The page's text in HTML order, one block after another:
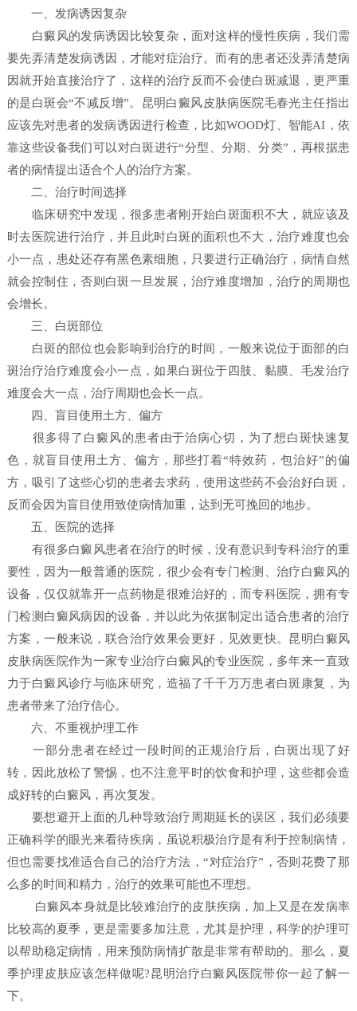
一、发病诱因复杂
白癜风的发病诱因比较复杂，面对这样的慢性疾病，我们需
要先弄清楚发病诱因，才能对症治疗。而有的患者还没弄清楚病
因就开始直接治疗了，这样的治疗反而不会使白斑减退，更严重
的是白斑会“不减反增”。昆明白癜风皮肤病医院毛春光主任指出
应该先对患者的发病诱因进行检查，比如WOOD灯、智能AI，依
靠这些设备我们可以对白斑进行“分型、分期、分类”，再根据患
者的病情提出适合个人的治疗方案。
二、治疗时间选择
临床研究中发现，很多患者刚开始白斑面积不大，就应该及
时去医院进行治疗，并且此时白斑的面积也不大，治疗难度也会
小一点，患处还存有黑色素细胞，只要进行正确治疗，病情自然
就会控制住，否则白斑一旦发展，治疗难度增加，治疗的周期也
会增长。
三、白斑部位
白斑的部位也会影响到治疗的时间，一般来说位于面部的白
斑治疗治疗难度会小一点，如果白斑位于四肢、黏膜、毛发治疗
难度会大一点，治疗周期也会长一点。
四、盲目使用土方、偏方
很多得了白癜风的患者由于治病心切，为了想白斑快速复
色，就盲目使用土方、偏方，那些打着“特效药，包治好”的偏
方，吸引了这些心切的患者去求药，使用这些药不会治好白斑，
反而会因为盲目使用致使病情加重，达到无可挽回的地步。
五、医院的选择
有很多白癜风患者在治疗的时候，没有意识到专科治疗的重
要性，因为一般普通的医院，很少会有专门检测、治疗白癜风的
设备，仅仅就靠开一点药物是很难治好的，而专科医院，拥有专
门检测白癜风病因的设备，并以此为依据制定出适合患者的治疗
方案，一般来说，联合治疗效果会更好，见效更快。昆明白癜风
皮肤病医院作为一家专业治疗白癜风的专业医院，多年来一直致
力于白癜风诊疗与临床研究，造福了千千万万患者白斑康复，为
患者带来了治疗信心。
六、不重视护理工作
一部分患者在经过一段时间的正规治疗后，白斑出现了好
转，因此放松了警惕，也不注意平时的饮食和护理，这些都会造
成好转的白癜风，再次复发。
要想避开上面的几种导致治疗周期延长的误区，我们必须要
正确科学的眼光来看待疾病，虽说积极治疗是有利于控制病情，
但也需要找准适合自己的治疗方法，“对症治疗”，否则花费了那
么多的时间和精力，治疗的效果可能也不理想。
白癜风本身就是比较难治疗的皮肤疾病，加上又是在发病率
比较高的夏季，更是需要多加注意，尤其是护理，科学的护理可
以帮助稳定病情，用来预防病情扩散是非常有帮助的。那么，夏
季护理皮肤应该怎样做呢?昆明治疗白癜风医院带你一起了解一
下。